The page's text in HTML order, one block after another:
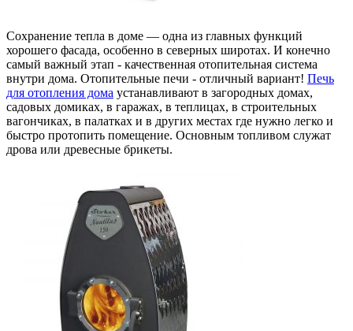
Сохранение тепла в доме — одна из главных функций
хорошего фасада, особенно в северных широтах. И конечно
самый важный этап - качественная отопительная система
внутри дома. Отопительные печи - отличный вариант! Печь
для отопления дома устанавливают в загородных домах,
садовых домиках, в гаражах, в теплицах, в строительных
вагончиках, в палатках и в других местах где нужно легко и
быстро протопить помещение. Основным топливом служат
дрова или древесные брикеты.